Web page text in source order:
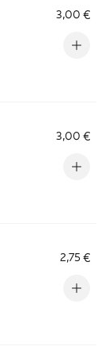
3,00 €
3,00 €
2,75 €